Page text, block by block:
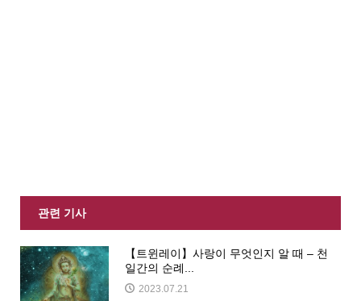
관련 기사
【트윈레이】사랑이 무엇인지 알 때 – 천
일간의 순례...
2023.07.21